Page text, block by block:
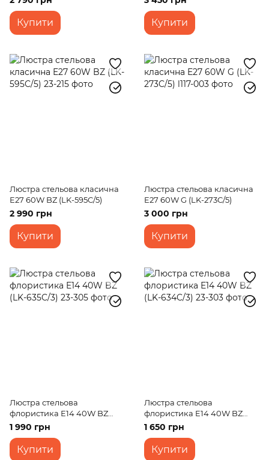
Купити Купити
Люстра стельова класична
E27 60W BZ (LK-595C/5)
2 990 грн
Купити
Люстра стельова класична
E27 60W G (LK-273C/5)
3 000 грн
Купити
Люстра стельова
флористика E14 40W BZ
(LK-635C/3)
1 990 грн
Купити
Люстра стельова
флористика E14 40W BZ
(LK-634C/3)
1 650 грн
Купити